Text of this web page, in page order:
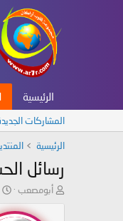
الرئيسية
المشاركات
الرئيسية
رسائل الحب 2008 اكثر من 1000 رسالة
بأبومصعب